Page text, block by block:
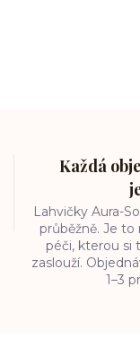
Každá
Lahvičky Aura-
průběžně. Je to
péči, kterou si
zaslouží.
1–3